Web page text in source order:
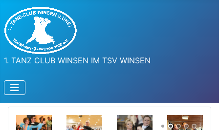
1. TANZ CLUB WINSEN IM TSV WINSEN